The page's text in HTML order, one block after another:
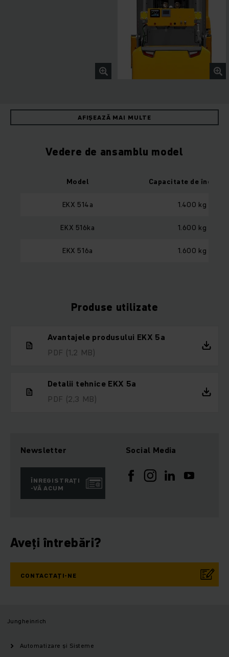
AFIȘEAZĂ MAI MULTE
Vedere de ansamblu model
Model Capacitate de
EKX 514a 1.400 kg
EKX 516ka 1.600 kg
EKX 516a 1.600 kg
Produse utilizate
Avantajele produsului EKX 5a
PDF (1,2 MB)
Detalii tehnice EKX 5a
PDF (2,3 MB)
Newsletter
ÎNREGISTRAȚI
-VĂ ACUM
Social Media
Aveți întrebări?
CONTACTAȚI-NE
Jungheinrich
Automatizare și Sisteme